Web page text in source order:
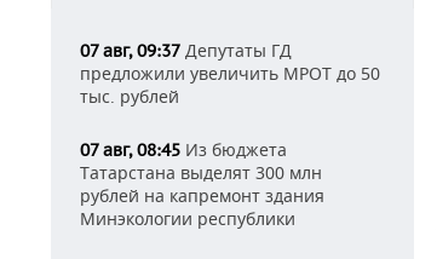
07 авг, 09:37 Депутаты ГД
предложили увеличить МРОТ до 50
тыс. рублей
07 авг, 08:45 Из бюджета
Татарстана выделят 300 млн
рублей на капремонт здания
Минэкологии республики